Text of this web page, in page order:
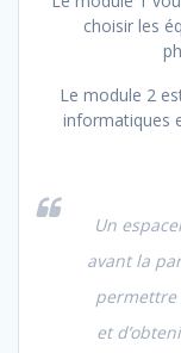
choisir les
Le module 2
informatiques
Un
avant la
permettre
et